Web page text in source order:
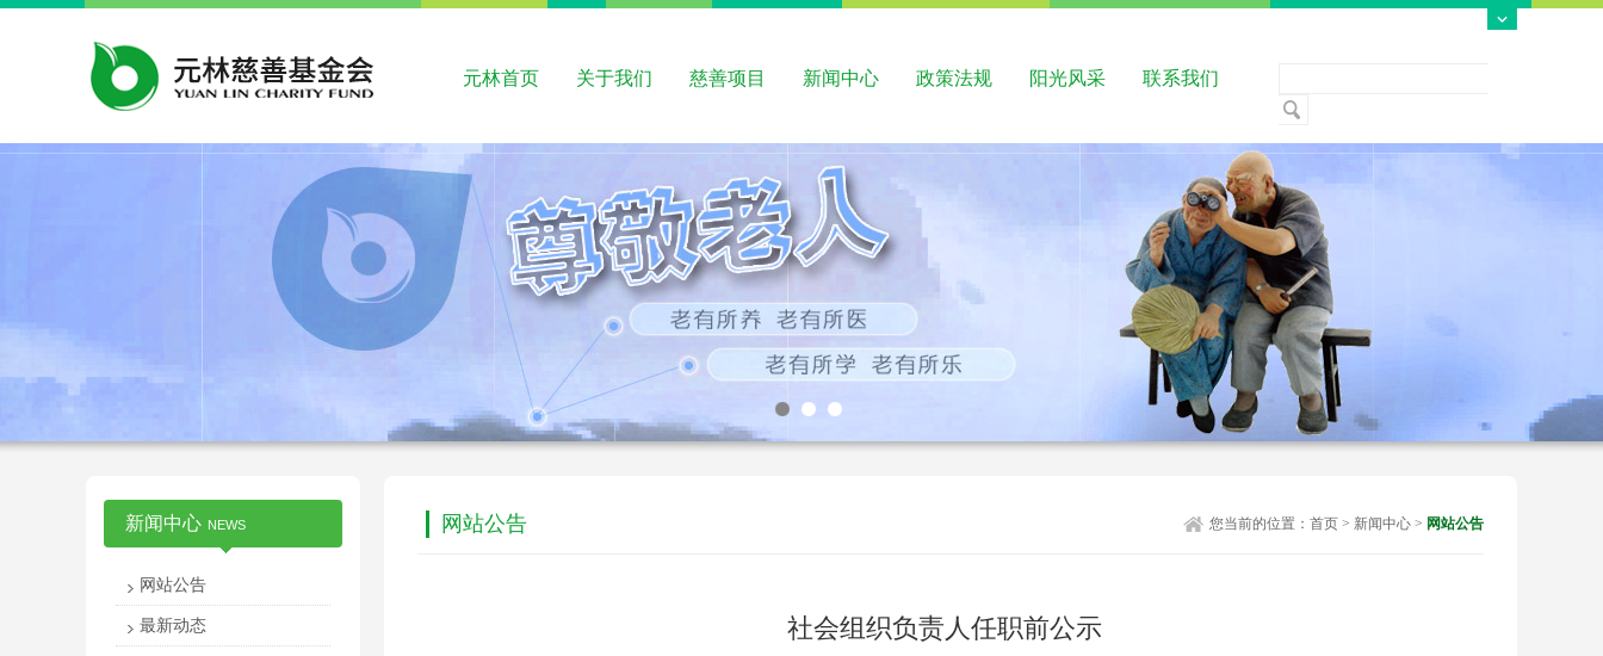
元林首页 关于我们 慈善项目 新闻中心 政策法规 阳光风采 联系我们
新闻中心 NEWS
网站公告
最新动态
网站公告 您当前的位置： 首页 > 新闻中心 > 网站公告
社会组织负责人任职前公示